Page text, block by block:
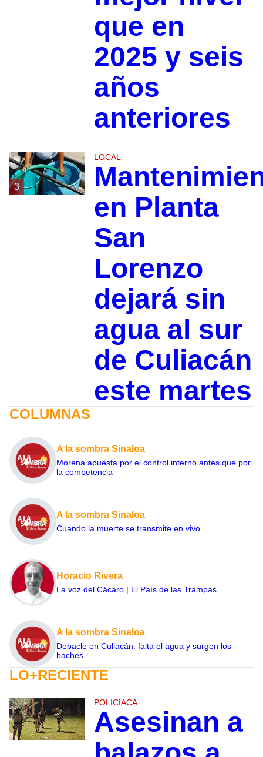
que en
2025 y seis
años
anteriores
3
LOCAL
en Planta
San
Lorenzo
dejará sin
agua al sur
de Culiacán
este martes
COLUMNAS
A la sombra Sinaloa
Morena apuesta por el control interno antes que por
la competencia
A la sombra Sinaloa
Cuando la muerte se transmite en vivo
Horacio Rivera
La voz del Cácaro | El País de las Trampas
A la sombra Sinaloa
Debacle en Culiacán: falta el agua y surgen los
baches
LO+RECIENTE
POLICIACA
Asesinan a